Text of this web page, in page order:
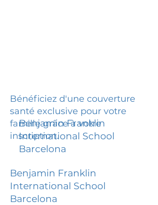
Bénéficiez d'une couverture
santé exclusive pour votre
famille grâce à votre
inscription.
Benjamin Franklin
International School
Barcelona
Benjamin Franklin
International School
Barcelona